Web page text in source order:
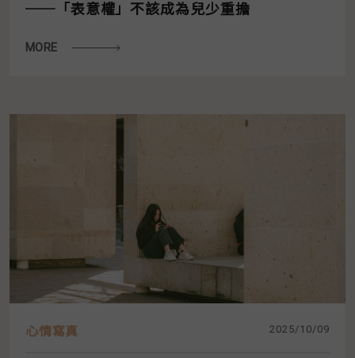
──「表意權」不該成為兒少重擔
MORE
心情寫真 2025/10/09